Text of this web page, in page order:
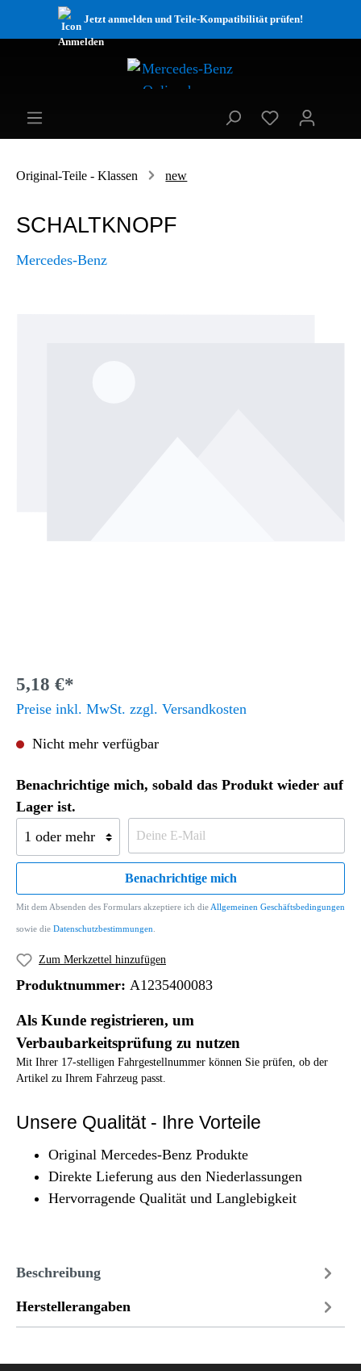
Jetzt anmelden und Teile-Kompatibilität prüfen!
Original-Teile - Klassen new
SCHALTKNOPF
Mercedes-Benz
5,18 €*
Preise inkl. MwSt. zzgl. Versandkosten
Nicht mehr verfügbar
Benachrichtige mich, sobald das Produkt wieder auf
Lager ist.
Benachrichtige mich
Mit dem Absenden des Formulars akzeptiere ich die Allgemeinen Geschäftsbedingungen
sowie die Datenschutzbestimmungen
Zum Merkzettel hinzufügen
Produktnummer: A1235400083
Als Kunde registrieren, um
Verbaubarkeitsprüfung zu nutzen
Mit Ihrer 17-stelligen Fahrgestellnummer können Sie prüfen, ob der
Artikel zu Ihrem Fahrzeug passt.
Unsere Qualität - Ihre Vorteile
Original Mercedes-Benz Produkte
Direkte Lieferung aus den Niederlassungen
Hervorragende Qualität und Langlebigkeit
Beschreibung
Herstellerangaben